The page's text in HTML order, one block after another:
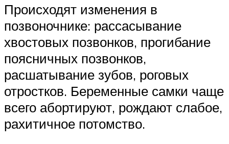
Происходят изменения в
позвоночнике: рассасывание
хвостовых позвонков, прогибание
поясничных позвонков,
расшатывание зубов, роговых
отростков. Беременные самки чаще
всего абортируют, рождают слабое,
рахитичное потомство.